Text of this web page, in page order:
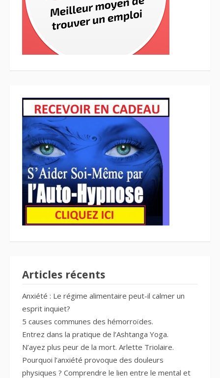
Articles récents
Anxiété : Le régime alimentaire peut-il calmer un
esprit inquiet?
5 causes communes des hémorroïdes.
Entrez dans la pratique de l’Ashtanga Yoga.
N’ayez plus peur de la mort. Arlette Triolaire.
Pourquoi l’anxiété provoque des douleurs
physiques ? Comprendre le lien entre le mental et